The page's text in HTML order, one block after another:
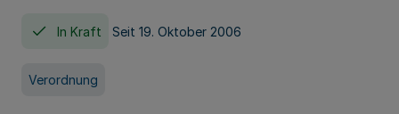
In Kraft Seit 19. Oktober 2006
Verordnung